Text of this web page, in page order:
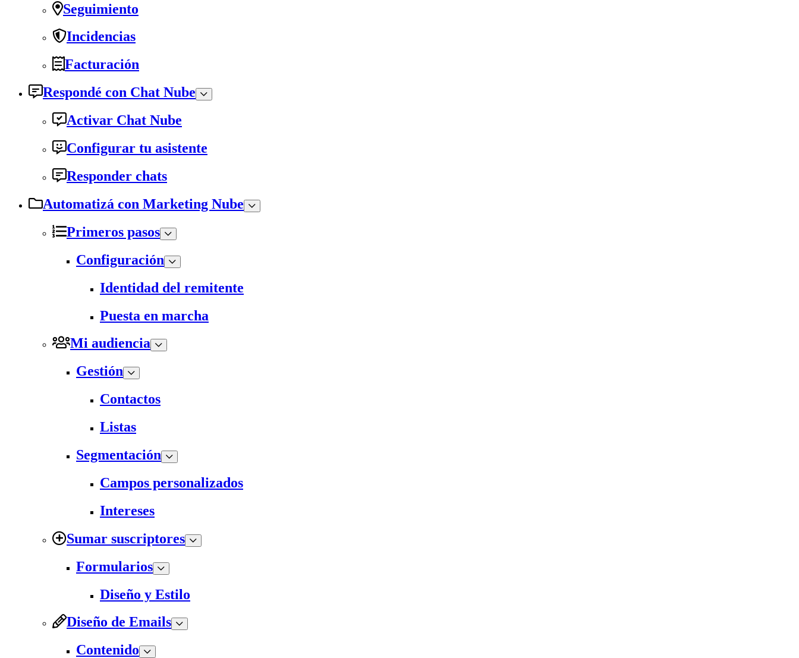
Seguimiento
Incidencias
Facturación
Respondé con Chat Nube
Activar Chat Nube
Configurar tu asistente
Responder chats
Automatizá con Marketing Nube
Primeros pasos
Configuración
Identidad del remitente
Puesta en marcha
Mi audiencia
Gestión
Contactos
Listas
Segmentación
Campos personalizados
Intereses
Sumar suscriptores
Formularios
Diseño y Estilo
Diseño de Emails
Contenido